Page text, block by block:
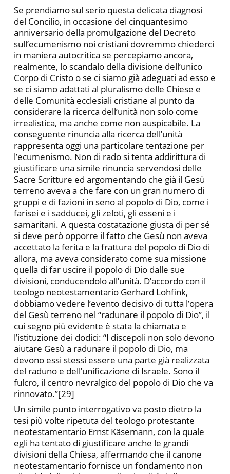
Se prendiamo sul serio questa delicata diagnosi
del Concilio, in occasione del cinquantesimo
anniversario della promulgazione del Decreto
sull’ecumenismo noi cristiani dovremmo chiederci
in maniera autocritica se percepiamo ancora,
realmente, lo scandalo della divisione dell’unico
Corpo di Cristo o se ci siamo già adeguati ad esso e
se ci siamo adattati al pluralismo delle Chiese e
delle Comunità ecclesiali cristiane al punto da
considerare la ricerca dell’unità non solo come
irrealistica, ma anche come non auspicabile. La
conseguente rinuncia alla ricerca dell’unità
rappresenta oggi una particolare tentazione per
l’ecumenismo. Non di rado si tenta addirittura di
giustificare una simile rinuncia servendosi delle
Sacre Scritture ed argomentando che già il Gesù
terreno aveva a che fare con un gran numero di
gruppi e di fazioni in seno al popolo di Dio, come i
farisei e i sadducei, gli zeloti, gli esseni e i
samaritani. A questa costatazione giusta di per sé
si deve però opporre il fatto che Gesù non aveva
accettato la ferita e la frattura del popolo di Dio di
allora, ma aveva considerato come sua missione
quella di far uscire il popolo di Dio dalle sue
divisioni, conducendolo all’unità. D’accordo con il
teologo neotestamentario Gerhard Lohfink,
dobbiamo vedere l’evento decisivo di tutta l’opera
del Gesù terreno nel “radunare il popolo di Dio”, il
cui segno più evidente è stata la chiamata e
l’istituzione dei dodici: “I discepoli non solo devono
aiutare Gesù a radunare il popolo di Dio, ma
devono essi stessi essere una parte già realizzata
del raduno e dell’unificazione di Israele. Sono il
fulcro, il centro nevralgico del popolo di Dio che va
rinnovato.”[29]
Un simile punto interrogativo va posto dietro la
tesi più volte ripetuta del teologo protestante
neotestamentario Ernst Käsemann, con la quale
egli ha tentato di giustificare anche le grandi
divisioni della Chiesa, affermando che il canone
neotestamentario fornisce un fondamento non